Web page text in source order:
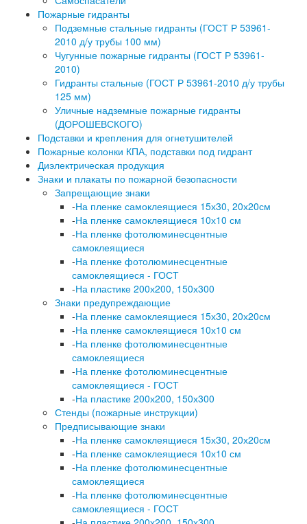
Пожарные гидранты
Подземные стальные гидранты (ГОСТ Р 53961-
2010 д/у трубы 100 мм)
Чугунные пожарные гидранты (ГОСТ Р 53961-
2010)
Гидранты стальные (ГОСТ Р 53961-2010 д/у трубы
125 мм)
Уличные надземные пожарные гидранты
(ДОРОШЕВСКОГО)
Подставки и крепления для огнетушителей
Пожарные колонки КПА, подставки под гидрант
Диэлектрическая продукция
Знаки и плакаты по пожарной безопасности
Запрещающие знаки
-На пленке самоклеящиеся 15х30, 20х20см
-На пленке самоклеящиеся 10х10 см
-На пленке фотолюминесцентные
самоклеящиеся
-На пленке фотолюминесцентные
самоклеящиеся - ГОСТ
-На пластике 200х200, 150х300
Знаки предупреждающие
-На пленке самоклеящиеся 15х30, 20х20см
-На пленке самоклеящиеся 10х10 см
-На пленке фотолюминесцентные
самоклеящиеся
-На пленке фотолюминесцентные
самоклеящиеся - ГОСТ
-На пластике 200х200, 150х300
Стенды (пожарные инструкции)
Предписывающие знаки
-На пленке самоклеящиеся 15х30, 20х20см
-На пленке самоклеящиеся 10х10 см
-На пленке фотолюминесцентные
самоклеящиеся
-На пленке фотолюминесцентные
самоклеящиеся - ГОСТ